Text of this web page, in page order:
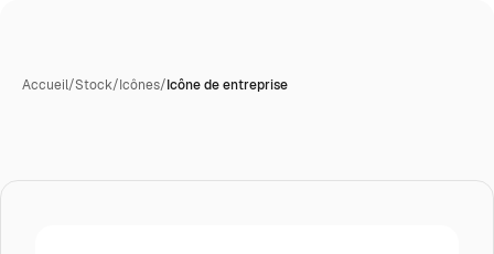
Accueil/Stock/Icônes/Icône de entreprise